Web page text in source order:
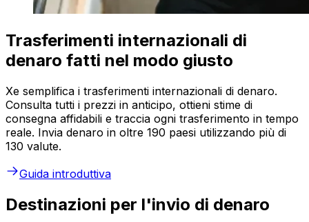
Trasferimenti internazionali di
denaro fatti nel modo giusto
Xe semplifica i trasferimenti internazionali di denaro.
Consulta tutti i prezzi in anticipo, ottieni stime di
consegna affidabili e traccia ogni trasferimento in tempo
reale. Invia denaro in oltre 190 paesi utilizzando più di
130 valute.
Guida introduttiva
Destinazioni per l'invio di denaro